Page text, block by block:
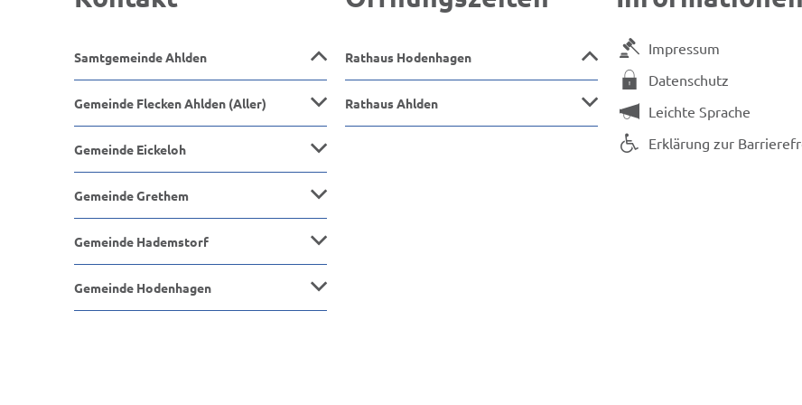
Samtgemeinde Ahlden
Gemeinde Flecken Ahlden (Aller)
Gemeinde Eickeloh
Gemeinde Grethem
Gemeinde Hademstorf
Gemeinde Hodenhagen
Rathaus Hodenhagen
Rathaus Ahlden
Impressum
Datenschutz
Leichte Sprache
Erklärung zur